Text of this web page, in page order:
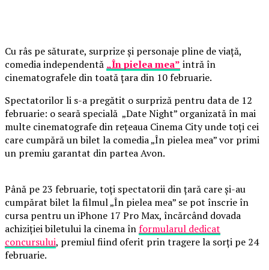
Cu râs pe săturate, surprize și personaje pline de viață,
comedia independentă „În pielea mea” intră în
cinematografele din toată țara din 10 februarie.
Spectatorilor li s-a pregătit o surpriză pentru data de 12
februarie: o seară specială „Date Night” organizată în mai
multe cinematografe din rețeaua Cinema City unde toți cei
care cumpără un bilet la comedia „În pielea mea” vor primi
un premiu garantat din partea Avon.
Până pe 23 februarie, toți spectatorii din țară care și-au
cumpărat bilet la filmul „În pielea mea” se pot înscrie în
cursa pentru un iPhone 17 Pro Max, încărcând dovada
achiziției biletului la cinema înformularul dedicat
concursului, premiul fiind oferit prin tragere la sorți pe 24
februarie.